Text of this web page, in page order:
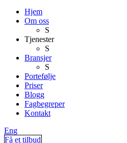
Hjem
Om oss
S
Tjenester
S
Bransjer
S
Portefølje
Priser
Blogg
Fagbegreper
Kontakt
Eng
Få et tilbud